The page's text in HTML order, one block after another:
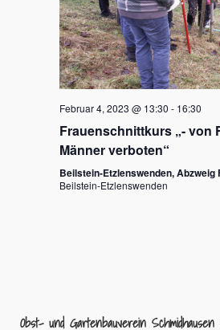
Februar 4, 2023 @ 13:30 - 16:30
Frauenschnittkurs „- von
Männer verboten“
Beilstein-Etzlenswenden,
Beilstein-Etzlenswenden
Obst- und Gartenbauverein Schmidhausen